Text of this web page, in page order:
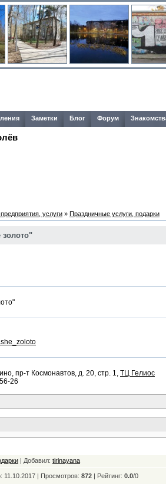
Заметки Блог Форум
услуги » Праздничные услуги, подарки
пр-т Космонавтов, д. 20, стр. 1, ТЦ Гелиос
26
| Добавил: tirinayana
11.10.2017 | Просмотров: 872 | Рейтинг: 0.0/0